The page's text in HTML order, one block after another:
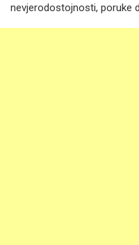
nevjerodostojnosti, poruke